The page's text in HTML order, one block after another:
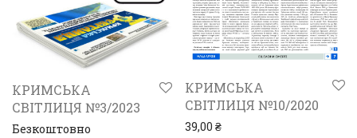
КРИМСЬКА
СВІТЛИЦЯ №3/2023
Безкоштовно
КРИМСЬКА
СВІТЛИЦЯ №10/2020
39,00 ₴